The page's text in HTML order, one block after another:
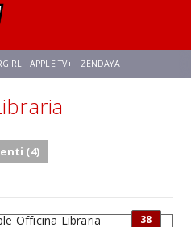
APPLE TV+ ZENDAYA
STAR TREK
(4)
38